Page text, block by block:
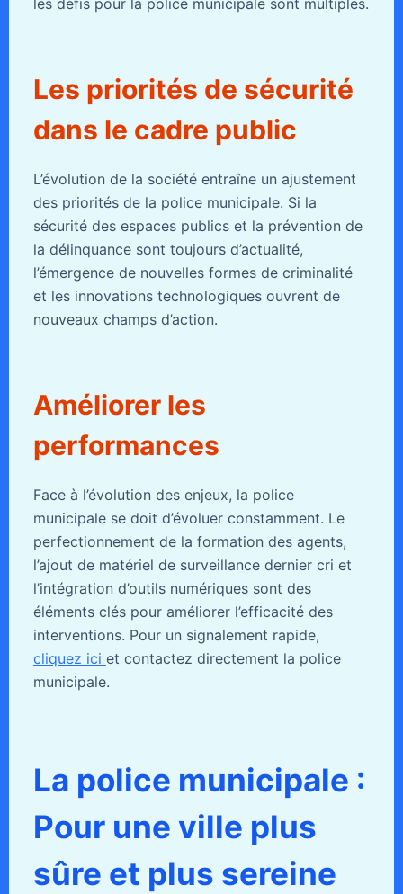
Les priorités de sécurité
dans le cadre public
L’évolution de la société entraîne un ajustement
des priorités de la police municipale. Si la
sécurité des espaces publics et la prévention de
la délinquance sont toujours d’actualité,
l’émergence de nouvelles formes de criminalité
et les innovations technologiques ouvrent de
nouveaux champs d’action.
Améliorer les
performances
Face à l’évolution des enjeux, la police
municipale se doit d’évoluer constamment. Le
perfectionnement de la formation des agents,
l’ajout de matériel de surveillance dernier cri et
l’intégration d’outils numériques sont des
éléments clés pour améliorer l’efficacité des
interventions. Pour un signalement rapide,
cliquez ici et contactez directement la police
municipale.
La police municipale :
Pour une ville plus
sûre et plus sereine